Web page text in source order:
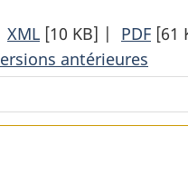
XML Texte
complet
:
Loi
[10 KB] | PDF
:
Loi
[61
antérieures